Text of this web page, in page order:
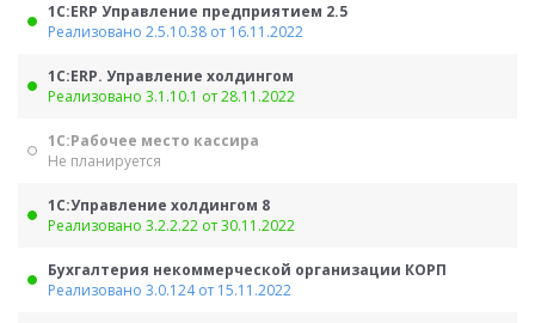
1С:ERP Управление предприятием 2.5
Реализовано 2.5.10.38 от 16.11.2022
1С:ERP. Управление холдингом
Реализовано 3.1.10.1 от 28.11.2022
1С:Рабочее место кассира
Не планируется
1С:Управление холдингом 8
Реализовано 3.2.2.22 от 30.11.2022
Бухгалтерия некоммерческой организации КОРП
Реализовано 3.0.124 от 15.11.2022